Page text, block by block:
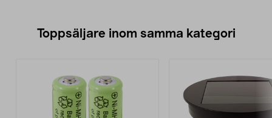
Toppsäljare inom samma kategori